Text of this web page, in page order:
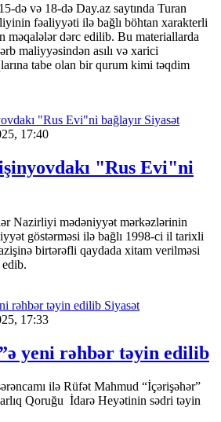
də və 18-də Day.az saytında Turan
fəaliyyəti ilə bağlı böhtan xarakterli
məqalələr dərc edilib. Bu materiallarda
maliyyəsindən asılı və xarici
tabe olan bir qurum kimi təqdim
Siyasət
17:40
"Rus Evi"ni
Nazirliyi mədəniyyət mərkəzlərinin
göstərməsi ilə bağlı 1998-ci il tarixli
birtərəfli qaydada xitam verilməsi
Siyasət
17:33
yeni rəhbər təyin edilib
ilə Rüfət Mahmud “İçərişəhər”
Qoruğu İdarə Heyətinin sədri təyin